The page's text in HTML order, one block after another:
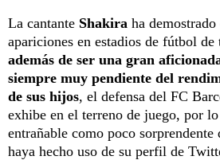
La cantante Shakira ha
apariciones en estadios de fútbol
además de ser una gran
siempre muy pendiente del
de sus hijos, el defensa del FC
exhibe en el terreno de juego, por
entrañable como poco sorprendente
haya hecho uso de su perfil de